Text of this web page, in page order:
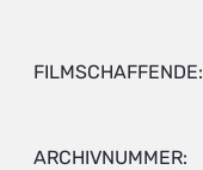
FILMSCHAFFENDE:
ARCHIVNUMMER: